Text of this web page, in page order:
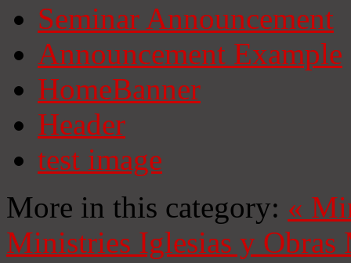
Seminar Announcement
Announcement Example
HomeBanner
Header
test image
More in this category: «
Ministries Iglesias y Obras